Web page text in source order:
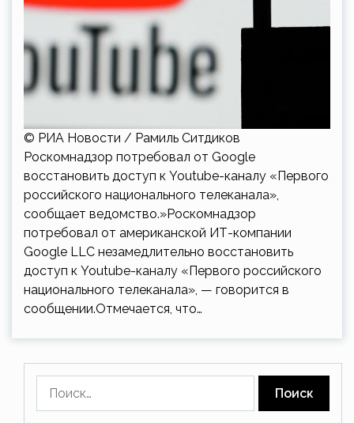
© РИА Новости / Рамиль Ситдиков
Роскомнадзор потребовал от Google
восстановить доступ к Youtube-каналу «Первого
российского национального телеканала»,
сообщает ведомство.»Роскомнадзор
потребовал от американской ИТ-компании
Google LLC незамедлительно восстановить
доступ к Youtube-каналу «Первого российского
национального телеканала», — говорится в
сообщении.Отмечается, что…